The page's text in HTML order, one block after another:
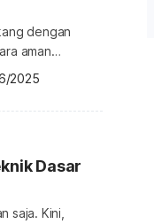
dengan
aman
ini. Cara
ke dalam
Gerakan
2025
Dasar
saja. Kini,